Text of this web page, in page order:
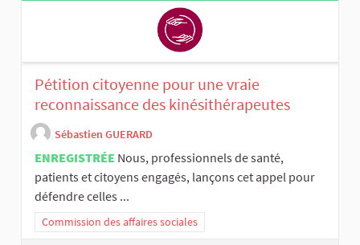
Pétition citoyenne pour une vraie
reconnaissance des kinésithérapeutes
Sébastien GUERARD
ENREGISTRÉE Nous, professionnels de santé,
patients et citoyens engagés, lançons cet appel pour
défendre celles ...
Commission des affaires sociales